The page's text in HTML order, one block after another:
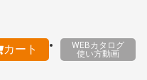
カート
WEBカタログ
使い方動画